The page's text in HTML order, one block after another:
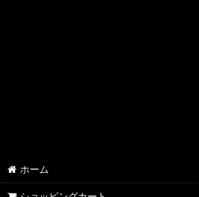
YUZ3.0 KR/R
ホーム